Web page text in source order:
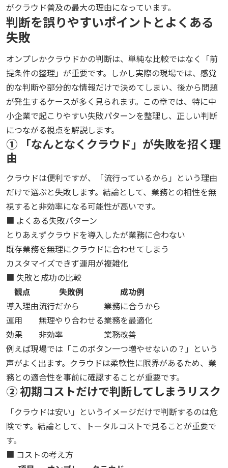
がクラウド普及の最大の理由になっています。
判断を誤りやすいポイントとよくある
失敗
オンプレかクラウドかの判断は、単純な比較ではなく「前
提条件の整理」が重要です。しかし実際の現場では、感覚
的な判断や部分的な情報だけで決めてしまい、後から問題
が発生するケースが多く見られます。この章では、特に中
小企業で起こりやすい失敗パターンを整理し、正しい判断
につながる視点を解説します。
① 「なんとなくクラウド」が失敗を招く理
由
クラウドは便利ですが、「流行っているから」という理由
だけで選ぶと失敗します。結論として、業務との相性を無
視すると非効率になる可能性が高いです。
■ よくある失敗パターン
とりあえずクラウドを導入したが業務に合わない
既存業務を無理にクラウドに合わせてしまう
カスタマイズできず運用が複雑化
■ 失敗と成功の比較
観点
失敗例
成功例
導入理由流行だから
業務に合うから
運用
無理やり合わせる業務を最適化
効果
非効率
業務改善
例えば現場では「このボタン一つ増やせないの？」という
声がよく出ます。クラウドは柔軟性に限界があるため、業
務との適合性を事前に確認することが重要です。
② 初期コストだけで判断してしまうリスク
「クラウドは安い」というイメージだけで判断するのは危
険です。結論として、トータルコストで見ることが重要で
す。
■ コストの考え方